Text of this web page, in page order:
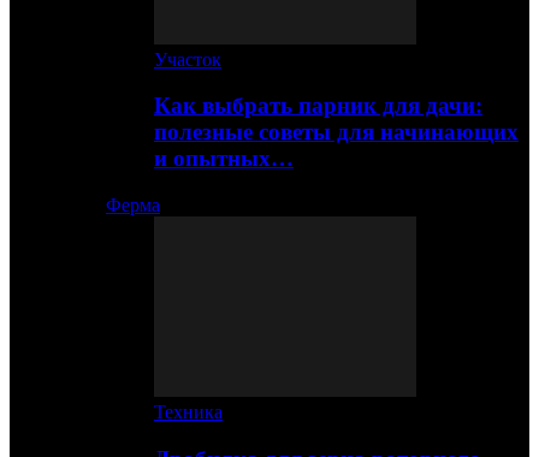
Участок
Как выбрать парник для дачи:
полезные советы для начинающих
и опытных…
Ферма
Техника